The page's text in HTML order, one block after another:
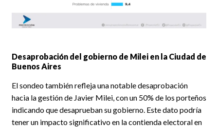
Desaprobación del gobierno de Milei en la Ciudad de
Buenos Aires
El sondeo también refleja una notable desaprobación
hacia la gestión de Javier Milei, con un 50% de los porteños
indicando que desaprueban su gobierno. Este dato podría
tener un impacto significativo en la contienda electoral en